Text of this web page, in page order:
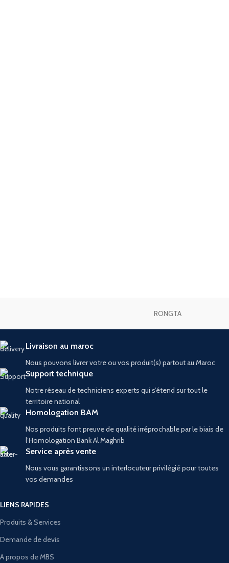
RONGTA
Livraison au maroc
Nous pouvons livrer votre ou vos produit(s) partout au Maroc
Support technique
Notre réseau de techniciens experts qui s’étend sur tout le
territoire national
Homologation BAM
Nos produits font preuve de qualité irréprochable par le biais de
l’Homologation Bank Al Maghrib
Service après vente
Nous vous garantissons un interlocuteur privilégié pour toutes
vos demandes
LIENS RAPIDES
Produits & Services
Demande de devis
A propos de MBS